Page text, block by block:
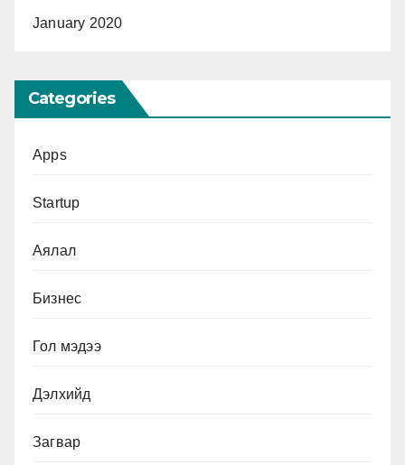
January 2020
Categories
Apps
Startup
Аялал
Бизнес
Гол мэдээ
Дэлхийд
Загвар